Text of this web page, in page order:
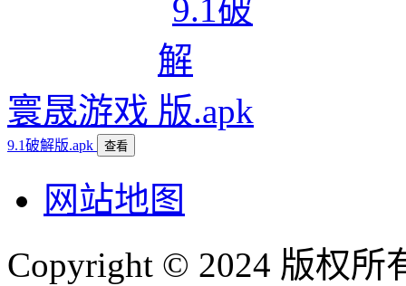
寰晟游戏
9.1破解版.apk 查看
网站地图
Copyright © 2024 版权所